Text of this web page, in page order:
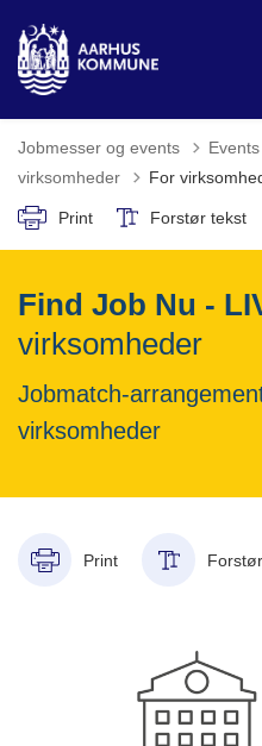
Jobmesser og events Events
virksomheder
For
Print Forstør tekst
Find Job Nu -
virksomheder
Jobmatch-
virksomheder
Print